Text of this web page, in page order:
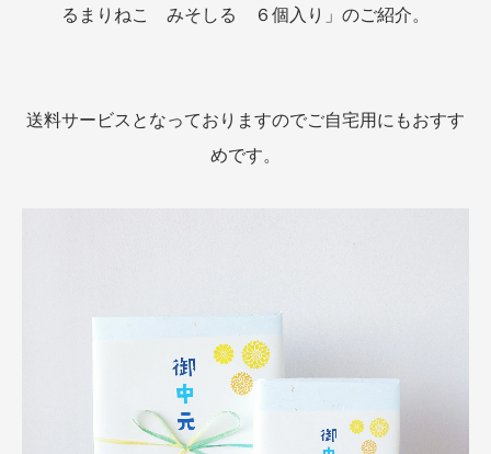
るまりねこ みそしる ６個入り」のご紹介。
送料サービスとなっておりますのでご自宅用にもおすす
めです。